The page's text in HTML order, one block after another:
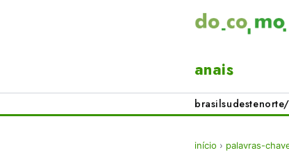
anais
brasilsudeste
início › palavras-